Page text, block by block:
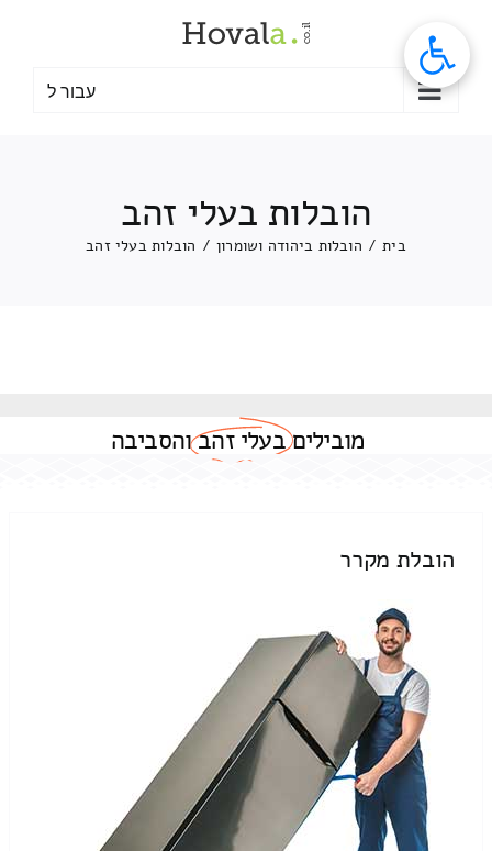
עבור ל
הובלות בעלי זהב
בית / הובלות ביהודה ושומרון / הובלות בעלי זהב
מוביליםבעלי זהבוהסביבה
הובלת מקרר